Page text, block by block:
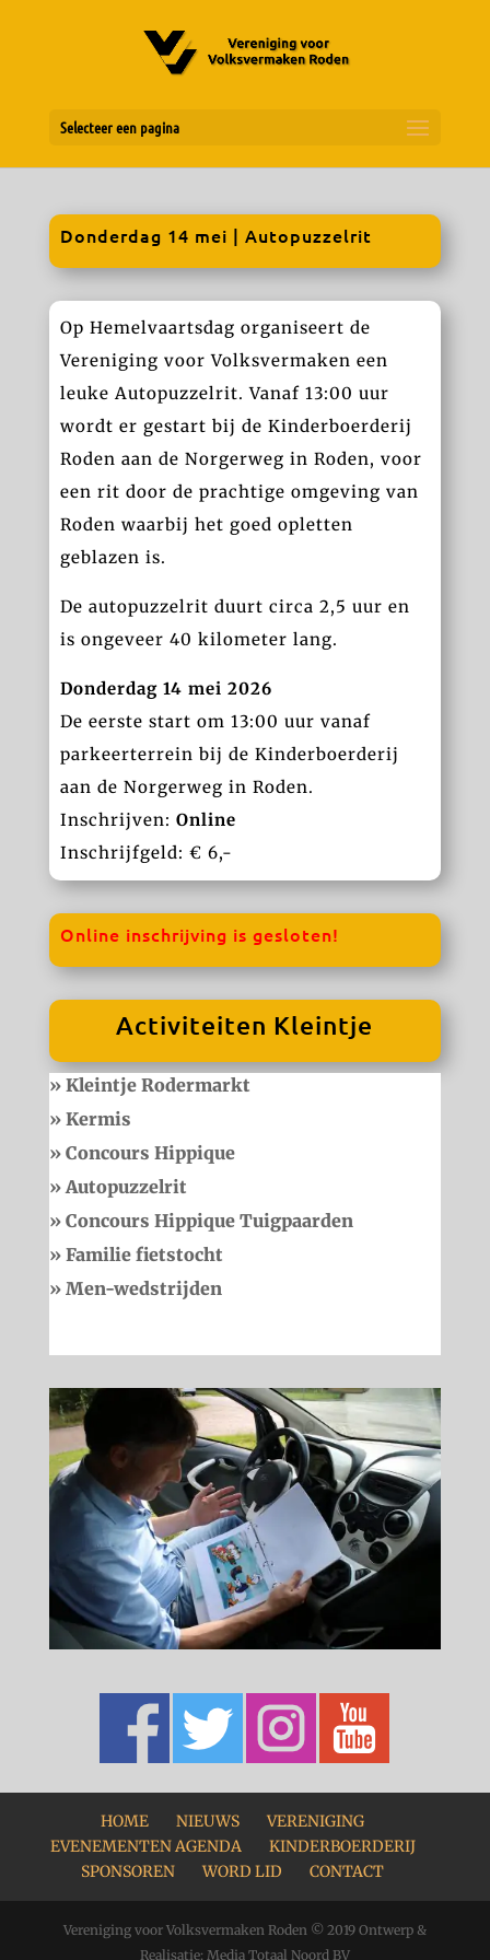
Selecteer een pagina
Donderdag 14 mei | Autopuzzelrit
Op Hemelvaartsdag organiseert de
Vereniging voor Volksvermaken een
leuke Autopuzzelrit. Vanaf 13:00 uur
wordt er gestart bij de Kinderboerderij
Roden aan de Norgerweg in Roden, voor
een rit door de prachtige omgeving van
Roden waarbij het goed opletten
geblazen is.
De autopuzzelrit duurt circa 2,5 uur en
is ongeveer 40 kilometer lang.
Donderdag 14 mei 2026
De eerste start om 13:00 uur vanaf
parkeerterrein bij de Kinderboerderij
aan de Norgerweg in Roden.
Inschrijven: Online
Inschrijfgeld: € 6,-
Online inschrijving is gesloten!
Activiteiten Kleintje
» Kleintje Rodermarkt
» Kermis
» Concours Hippique
» Autopuzzelrit
» Concours Hippique Tuigpaarden
» Familie fietstocht
» Men-wedstrijden
HOME NIEUWS
VERENIGING
EVENEMENTEN AGENDA
KINDERBOERDERIJ
SPONSOREN
WORD LID CONTACT
Vereniging voor Volksvermaken Roden © 2019 Ontwerp &
Realisatie: Media Totaal Noord BV